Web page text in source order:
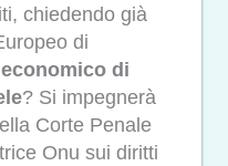
chiedendo già
di
economico di
? Si impegnerà
Corte Penale
Onu sui diritti